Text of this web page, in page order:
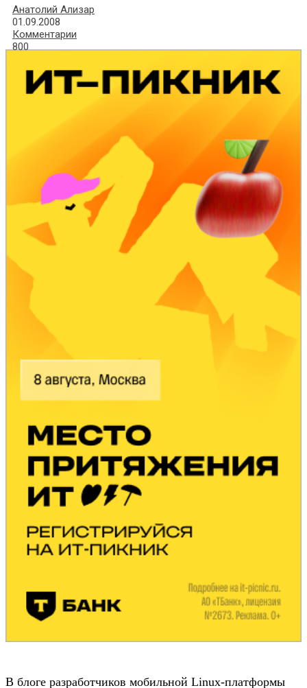
Анатолий Ализар
01.09.2008
Комментарии
800
В блоге разработчиков мобильной Linux-платформы